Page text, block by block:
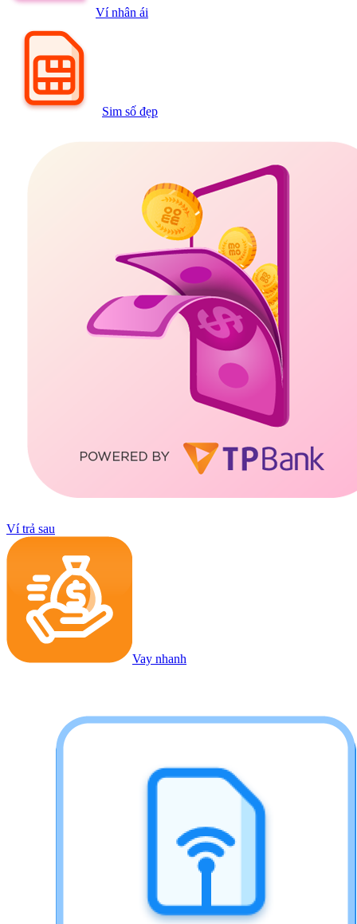
Ví nhân ái
Sim số đẹp
Ví trả sau
Vay nhanh